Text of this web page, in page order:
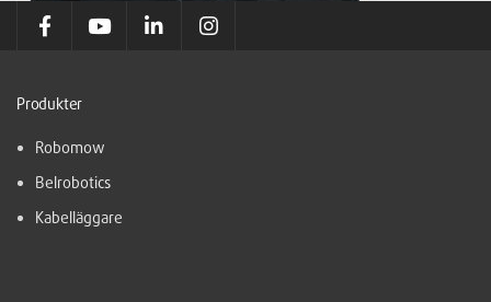
Produkter
Robomow
Belrobotics
Kabelläggare